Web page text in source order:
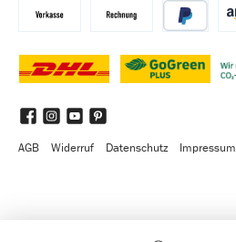
FacebookInstagram
YouTubePinterest
AGB
Widerruf Datenschutz Impressum